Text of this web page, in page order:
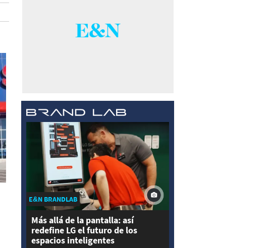
E&N BRANDLAB
Más allá de la pantalla: así
redefine LG el futuro de los
espacios inteligentes